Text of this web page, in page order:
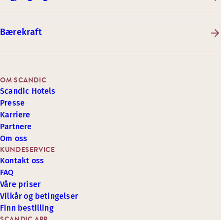
Bærekraft
KUNDESERVICE
Kontakt oss
FAQ
Våre priser
Vilkår og betingelser
Finn bestilling
OM SCANDIC
Scandic Hotels
Presse
Karriere
Partnere
Om oss